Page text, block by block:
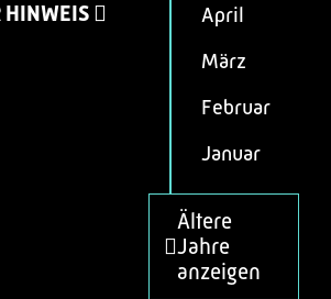
HINWEIS
April
März
Februar
Januar
Ältere
Jahre
anzeigen